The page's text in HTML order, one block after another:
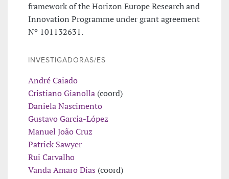
framework of the Horizon Europe Research and
Innovation Programme under grant agreement
Nº 101132631.
INVESTIGADORAS/ES
André Caiado
Cristiano Gianolla (coord)
Daniela Nascimento
Gustavo Garcia-López
Manuel João Cruz
Patrick Sawyer
Rui Carvalho
Vanda Amaro Dias (coord)